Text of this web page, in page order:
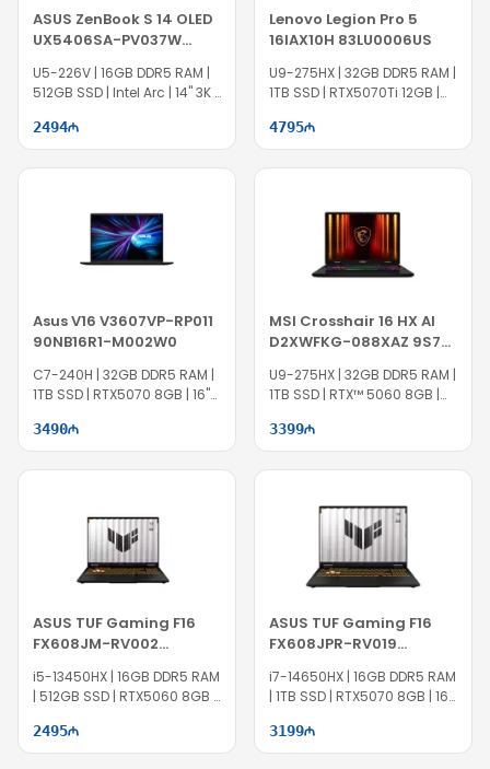
ASUS ZenBook S 14 OLED
UX5406SA-PV037W
90NB14F2-M007Z0
U5-226V | 16GB DDR5 RAM |
512GB SSD | Intel Arc | 14" 3K |
2494
Lenovo Legion Pro 5
16IAX10H 83LU0006US
U9-275HX | 32GB DDR5 RAM |
1TB SSD | RTX5070Ti 12GB |
4795
Asus V16 V3607VP-RP011
90NB16R1-M002W0
C7-240H | 32GB DDR5 RAM |
1TB SSD | RTX5070 8GB | 16"
3490
MSI Crosshair 16 HX AI
D2XWFKG-088XAZ 9S7-
15P421-088
U9-275HX | 32GB DDR5 RAM |
1TB SSD | RTX™ 5060 8GB |
3399
ASUS TUF Gaming F16
FX608JM-RV002
90NR0MI1-M002V0
i5-13450HX | 16GB DDR5 RAM
| 512GB SSD | RTX5060 8GB |
2495
ASUS TUF Gaming F16
FX608JPR-RV019
90NR0NG1-M00350
i7-14650HX | 16GB DDR5 RAM
| 1TB SSD | RTX5070 8GB | 16"
3199